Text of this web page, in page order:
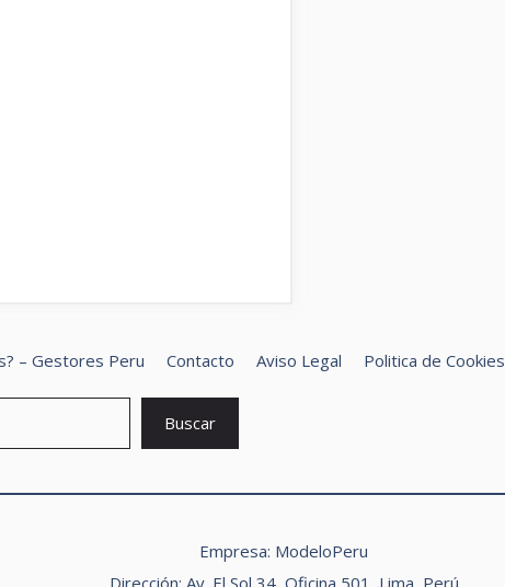
– Gestores Peru Contacto Aviso Legal Politica de Cookies
Buscar
Empresa: ModeloPeru